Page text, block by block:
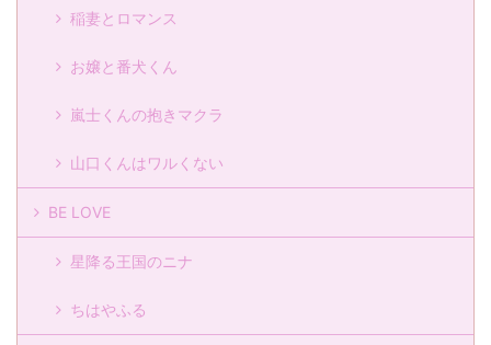
稲妻とロマンス
お嬢と番犬くん
嵐士くんの抱きマクラ
山口くんはワルくない
BE LOVE
星降る王国のニナ
ちはやふる